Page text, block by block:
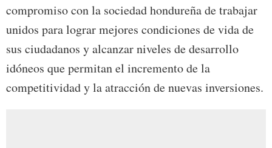
compromiso con la sociedad hondureña de trabajar
unidos para lograr mejores condiciones de vida de
sus ciudadanos y alcanzar niveles de desarrollo
idóneos que permitan el incremento de la
competitividad y la atracción de nuevas inversiones.